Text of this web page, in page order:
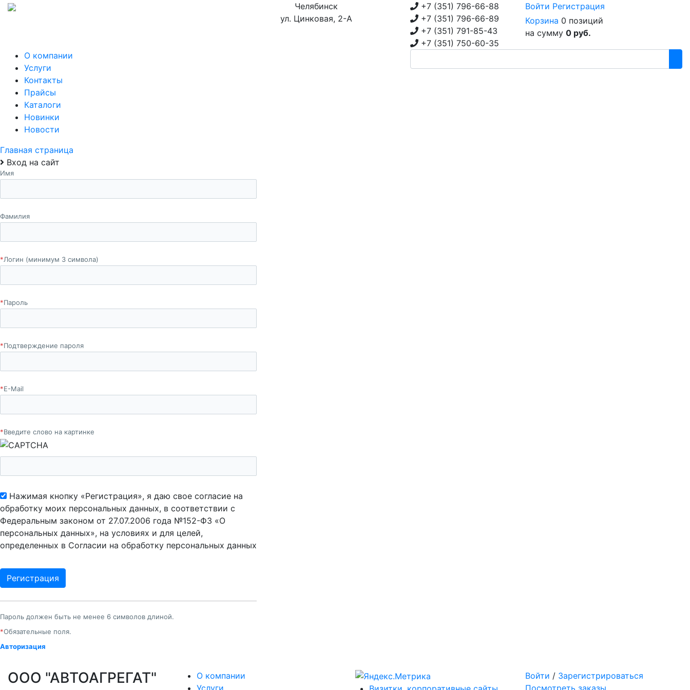
Челябинск
ул. Цинковая, 2-А
+7 (351) 796-66-88
+7 (351) 796-66-89
+7 (351) 791-85-43
+7 (351) 750-60-35
Войти Регистрация
Корзина 0 позиций
на сумму 0 руб.
О компании
Услуги
Контакты
Прайсы
Каталоги
Новинки
Новости
Главная страница
Вход на сайт
Имя
Фамилия
*Логин (минимум 3 символа)
*Пароль
*Подтверждение пароля
*E-Mail
*Введите слово на картинке
Нажимая кнопку «Регистрация», я даю свое согласие на
обработку моих персональных данных, в соответствии с
Федеральным законом от 27.07.2006 года №152-ФЗ «О
персональных данных», на условиях и для целей,
определенных в Согласии на обработку персональных данных
Пароль должен быть не менее 6 символов длиной.
*Обязательные поля.
Авторизация
ООО "АВТОАГРЕГАТ"
О компании
Услуги
Войти / Зарегистрироваться
Посмотреть заказы